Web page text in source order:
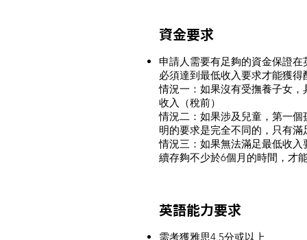
資金要求
申請人需要有足夠的資金保證
必須達到最低收入要求才能獲得
情況一：如果沒有受撫養子女
收入（稅前）
情況二：如果涉及兒童，第一
明的要求是完全不同的，只有
情況三：如果無法滿足最低收
續存夠不少於6個月的時間，才
英語能力要求
需考獲雅思4.5分或以上